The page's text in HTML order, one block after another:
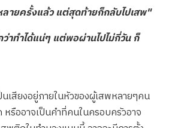
ลายครั้งแล้ว แต่สุดท้ายก็กลับไปเสพ"
าทำได้แน่ๆ แต่พอผ่านไปไม่กี่วัน ก็
นเสียงอยู่ภายในหัวของผู้เสพหลายๆคน
หรืออาจเป็นคำที่คนในครอบครัวอาจ